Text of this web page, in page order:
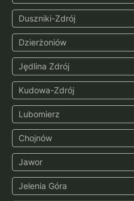
Duszniki-Zdrój
Dzierżoniów
Jędlina Zdrój
Kudowa-Zdrój
Lubomierz
Chojnów
Jawor
Jelenia Góra